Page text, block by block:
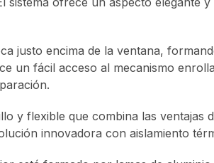
justo encima de la ventana,
un fácil acceso al mecanismo
y flexible que combina las ventajas
innovadora con aislamiento